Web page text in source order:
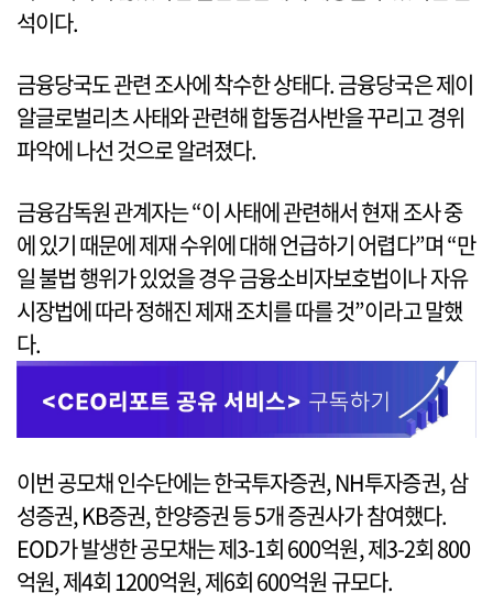
석이다.
금융당국도 관련 조사에 착수한 상태다. 금융당국은 제이
알글로벌리츠 사태와 관련해 합동검사반을 꾸리고 경위
파악에 나선 것으로 알려졌다.
금융감독원 관계자는 “이 사태에 관련해서 현재 조사 중
에 있기 때문에 제재 수위에 대해 언급하기 어렵다”며 “만
일 불법 행위가 있었을 경우 금융소비자보호법이나 자유
시장법에 따라 정해진 제재 조치를 따를 것”이라고 말했
다.
이번 공모채 인수단에는 한국투자증권, NH투자증권, 삼
성증권, KB증권, 한양증권 등 5개 증권사가 참여했다.
EOD가 발생한 공모채는 제3-1회 600억원, 제3-2회 800
억원, 제4회 1200억원, 제6회 600억원 규모다.